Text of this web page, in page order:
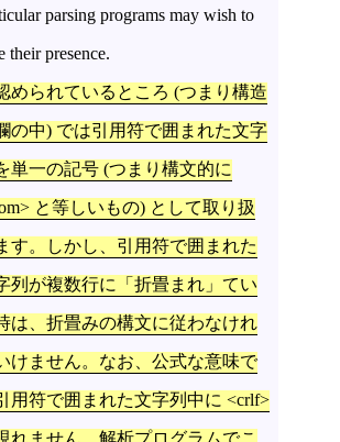
programs may wish to
their presence.
められているところ (つまり構造
の中) では引用符で囲まれた文字
単一の記号 (つまり構文的に
と等しいもの) として取り扱
す。しかし、引用符で囲まれた
列が複数行に「折畳まれ」てい
は、折畳みの構文に従わなけれ
けません。なお、公式な意味で
用符で囲まれた文字列中に <crlf>
れません。解析プログラムでこ